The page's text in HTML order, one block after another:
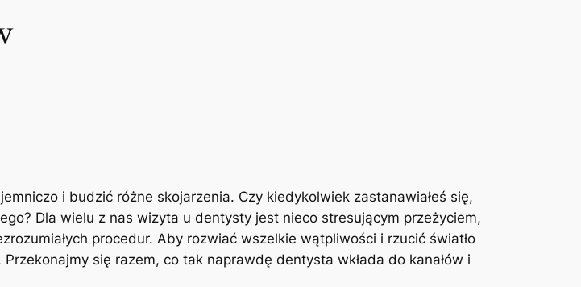
i budzić różne⁢ skojarzenia. Czy kiedykolwiek zastanawiałeś się,
Dla wielu z nas wizyta u dentysty jest nieco stresującym przeżyciem,
‍procedur. ‌Aby rozwiać wszelkie wątpliwości ⁣i rzucić światło
się razem, co tak naprawdę dentysta ⁤wkłada ⁣do kanałów i